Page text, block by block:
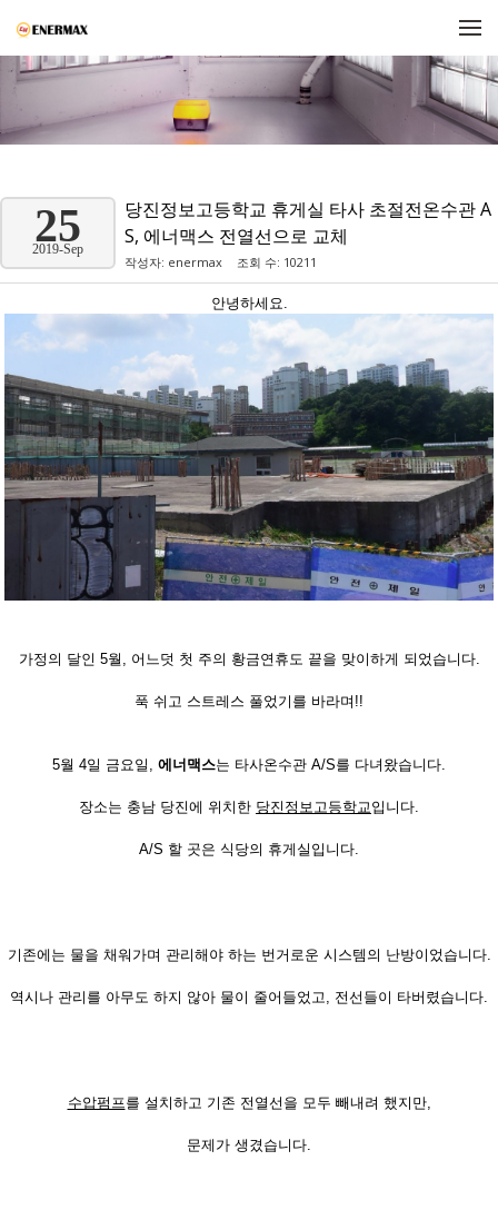
25
2019-Sep
당진정보고등학교 휴게실 타사 초절전온수관 A
S, 에너맥스 전열선으로 교체
작성자: enermax 조회 수: 10211
안녕하세요.
가정의 달인 5월, 어느덧 첫 주의 황금연휴도 끝을 맞이하게 되었습니다.
푹 쉬고 스트레스 풀었기를 바라며!!
5월 4일 금요일, 에너맥스는 타사온수관 A/S를 다녀왔습니다.
장소는 충남 당진에 위치한 당진정보고등학교입니다.
A/S 할 곳은 식당의 휴게실입니다.
기존에는 물을 채워가며 관리해야 하는 번거로운 시스템의 난방이었습니다.
역시나 관리를 아무도 하지 않아 물이 줄어들었고, 전선들이 타버렸습니다.
수압펌프를 설치하고 기존 전열선을 모두 빼내려 했지만,
문제가 생겼습니다.